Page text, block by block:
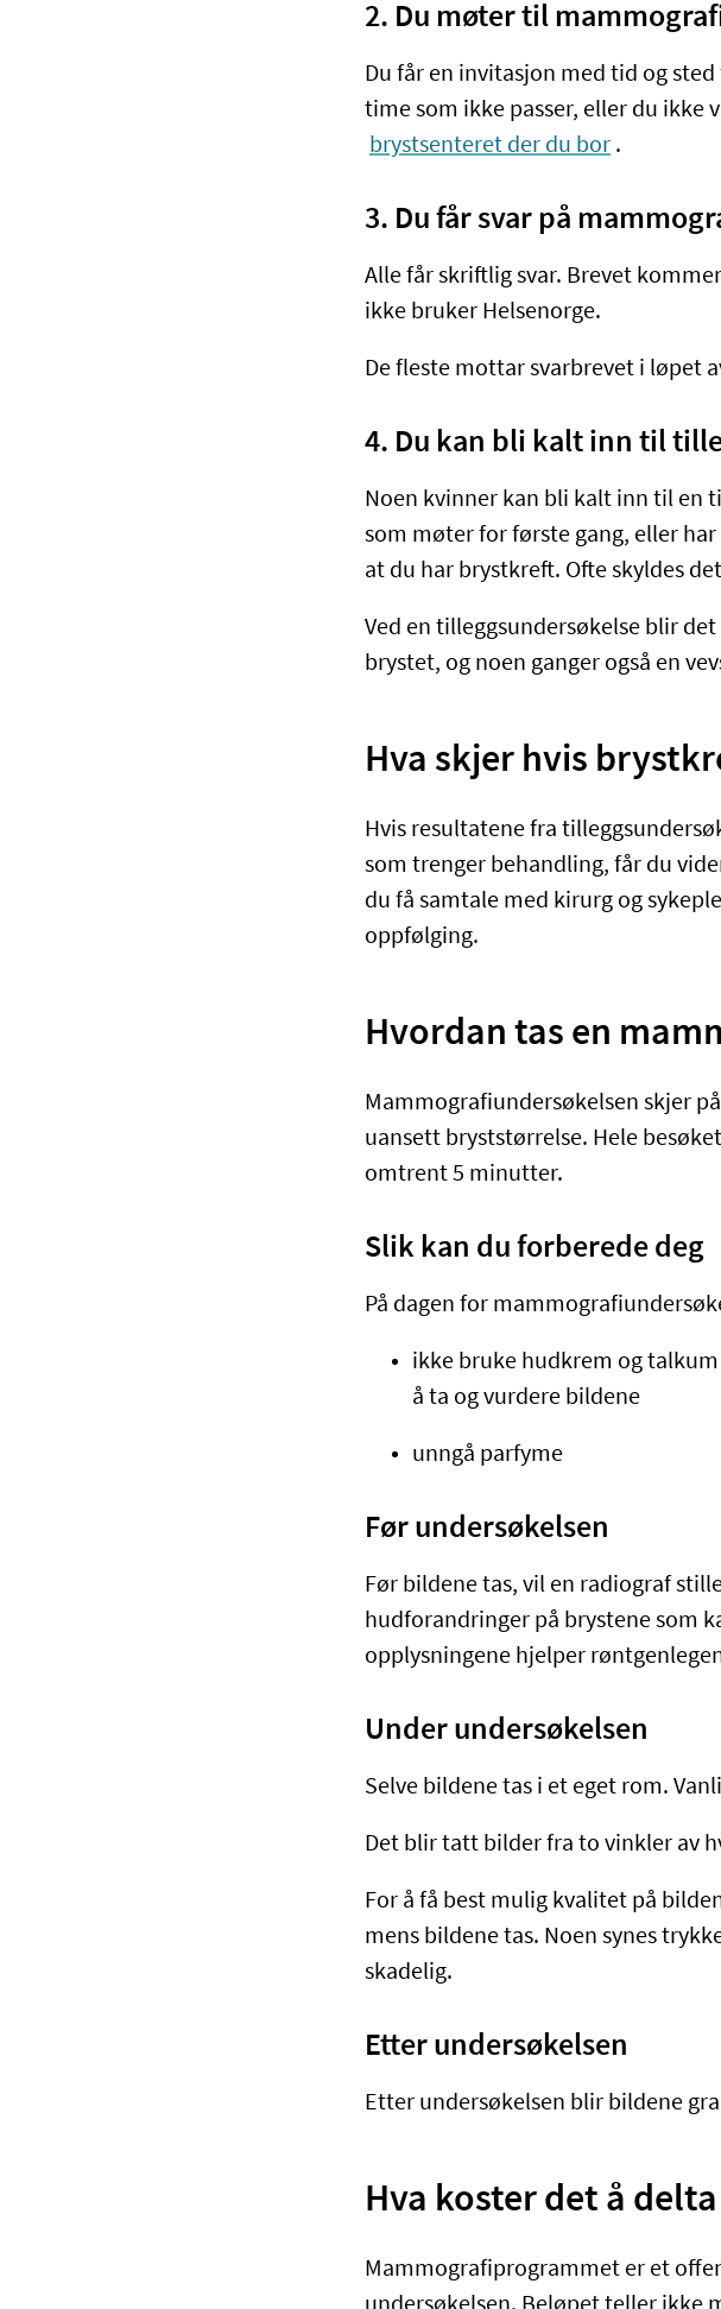
2. Du møter til
Du får en invitasjon med tid og
time som ikke passer, eller du ikke
brystsenteret der du bor .
3. Du får svar på
Alle får skriftlig svar. Brevet
ikke bruker Helsenorge.
De fleste mottar svarbrevet i løpet
4. Du kan bli kalt inn til
Noen kvinner kan bli kalt inn til en
som møter for første gang, eller
at du har brystkreft. Ofte skyldes
Ved en tilleggsundersøkelse blir
brystet, og noen ganger også en
Hva skjer hvis
Hvis resultatene fra
som trenger behandling, får du
du få samtale med kirurg og
oppfølging.
Hvordan tas en
Mammografiundersøkelsen skjer
uansett bryststørrelse. Hele
omtrent 5 minutter.
Slik kan du forberede deg
På dagen for
ikke bruke hudkrem og
å ta og vurdere bildene
unngå parfyme
Før undersøkelsen
Før bildene tas, vil en radiograf
hudforandringer på brystene som
opplysningene hjelper
Under undersøkelsen
Selve bildene tas i et eget rom.
Det blir tatt bilder fra to vinkler av
For å få best mulig kvalitet på
mens bildene tas. Noen synes
skadelig.
Etter undersøkelsen
Etter undersøkelsen blir bildene
Hva koster det å
Mammografiprogrammet er et